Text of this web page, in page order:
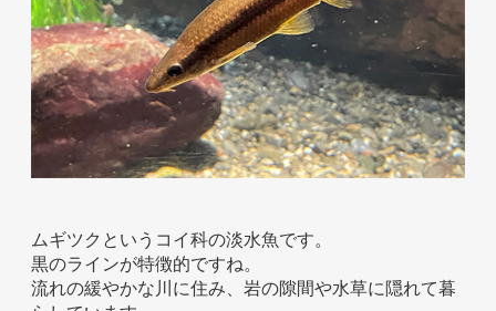
ムギツクというコイ科の淡水魚です。
黒のラインが特徴的ですね。
流れの緩やかな川に住み、岩の隙間や水草に隠れて暮